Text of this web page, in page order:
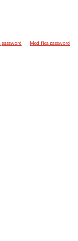
password Modifica password